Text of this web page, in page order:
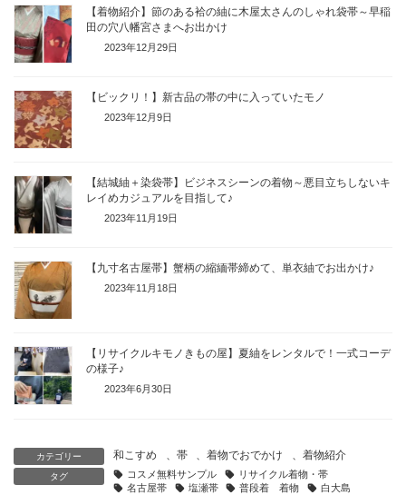
【着物紹介】節のある袷の紬に木屋太さんのしゃれ袋帯～早稲
田の穴八幡宮さまへお出かけ
2023年12月29日
【ビックリ！】新古品の帯の中に入っていたモノ
2023年12月9日
【結城紬＋染袋帯】ビジネスシーンの着物～悪目立ちしないキ
レイめカジュアルを目指して♪
2023年11月19日
【九寸名古屋帯】蟹柄の縮緬帯締めて、単衣紬でお出かけ♪
2023年11月18日
【リサイクルキモノきもの屋】夏紬をレンタルで！一式コーデ
の様子♪
2023年6月30日
カテゴリー 和こすめ 帯 、着物でおでかけ 着物紹介
タグ コスメ無料サンプル
リサイクル着物・帯
名古屋帯
塩瀬帯 普段着 着物
白大島